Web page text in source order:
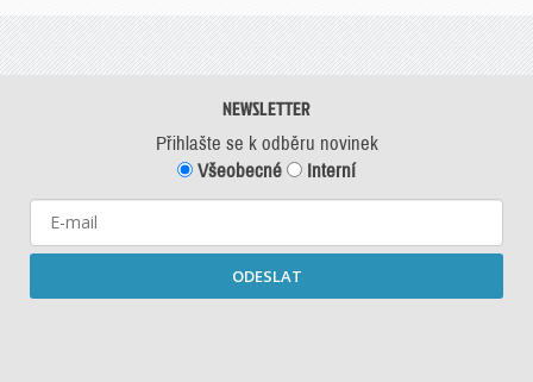
NEWSLETTER
Přihlašte se k odběru novinek
Všeobecné
Interní
ODESLAT